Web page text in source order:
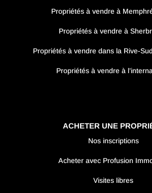
Propriétés à vendre à
Propriétés à vendre à
Propriétés à vendre dans la Rive-
Propriétés à vendre à
ACHETER UNE
Nos inscriptions
Acheter avec Profusion
Visites libres